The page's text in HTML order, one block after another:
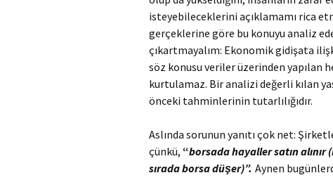
isteyebileceklerini açıklamamı rica
gerçeklerine göre bu konuyu analiz
çıkartmayalım: Ekonomik gidişata
söz konusu veriler üzerinden
kurtulamaz. Bir analizi değerli kılan
önceki tahminlerinin tutarlılığıdır.
Aslında sorunun yanıtı çok net:
çünkü, “borsada hayaller satın alınır
sırada borsa düşer)”. Aynen